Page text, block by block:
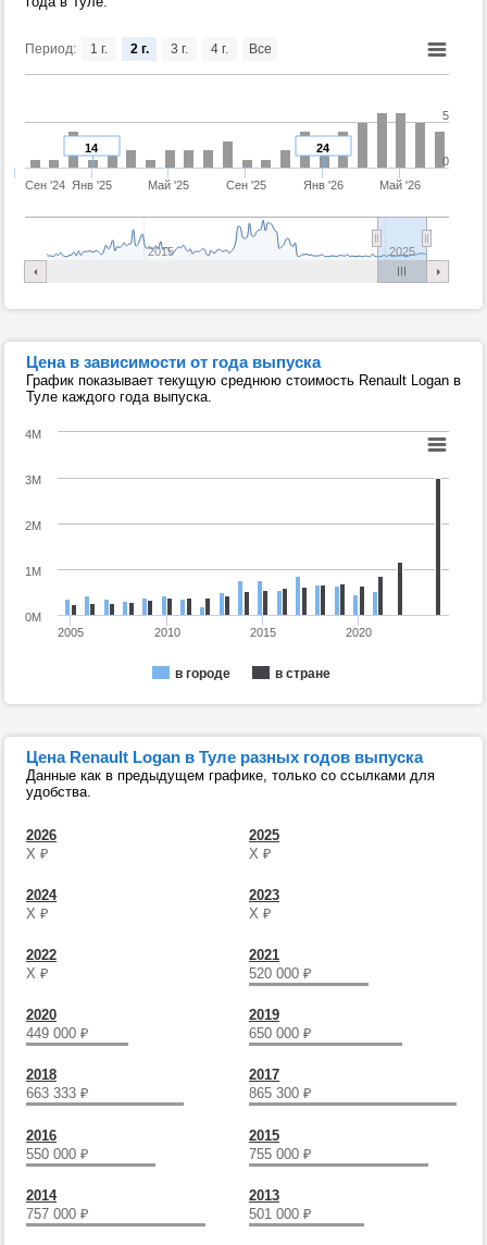
Период:
24
14
Сен '24 Янв '25 Май '25 Сен '25 Янв '26 Май '26
2015 2025
0
5
1 г. 2 г. 3 г. 4 г. Все
Цена в зависимости от года выпуска
График показывает текущую среднюю стоимость Renault Logan в
Туле каждого года выпуска.
в городе в стране
2005 2010 2015 2020
0M
1M
2M
3M
4M
Цена Renault Logan в Туле разных годов выпуска
Данные как в предыдущем графике, только со ссылками для
удобства.
2026
Х ₽
2025
Х ₽
2024
Х ₽
2023
Х ₽
2022
Х ₽
2021
520 000 ₽
2020
449 000 ₽
2019
650 000 ₽
2018
663 333 ₽
2017
865 300 ₽
2016
550 000 ₽
2015
755 000 ₽
2014
757 000 ₽
2013
501 000 ₽